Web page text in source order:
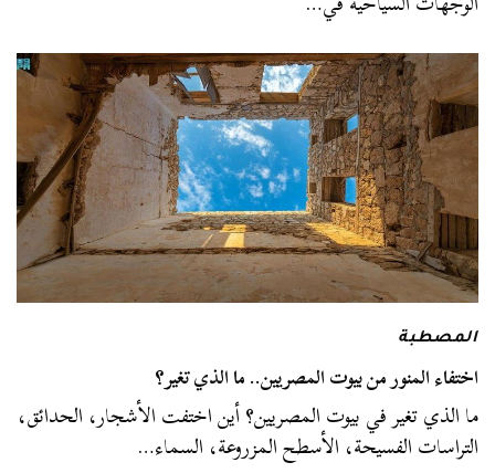
المصطبة
اختفاء المنور من بيوت المصريين.. ما الذي تغير؟
ما الذي تغير في بيوت المصريين؟ أين اختفت الأشجار، الحدائق،
التراسات الفسيحة، الأسطح المزروعة، السماء…